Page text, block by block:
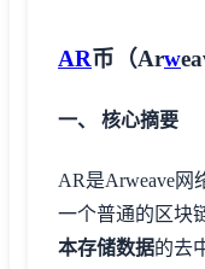
AR币（Arw
一、 核心摘要
AR是Arweave网
一个普通的区块
本存储数据的去